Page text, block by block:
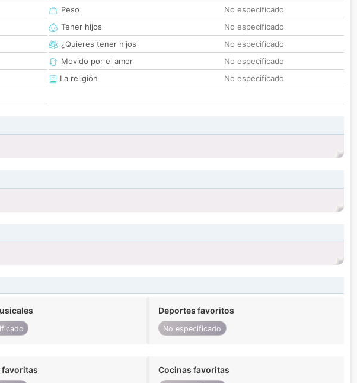
Peso
No especificado
Tener hijos
No especificado
¿Quieres tener hijos
No especificado
Movido por el amor
No especificado
La religión
No especificado
Deportes favoritos
No especificado
favoritas Cocinas favoritas